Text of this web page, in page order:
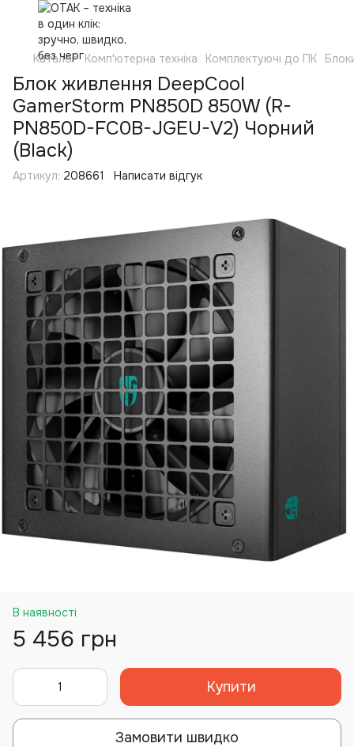
Каталог Комп'ютерна техніка Комплектуючі до ПК
Блок живлення DeepCool
GamerStorm PN850D 850W (R-
PN850D-FC0B-JGEU-V2) Чорний
(Black)
Артикул: 208661 Написати відгук
В наявності
5 456 грн
Купити
Замовити швидко